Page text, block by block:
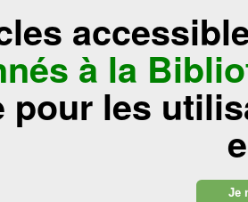
à la
pour les
Je